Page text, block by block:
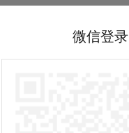
微信登录